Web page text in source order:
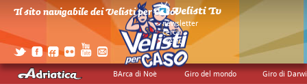
BArca di Noè Giro del mondo Giro di
Il sito navigabile dei Velisti per Caso!
> newsletter
> cerca
> credits